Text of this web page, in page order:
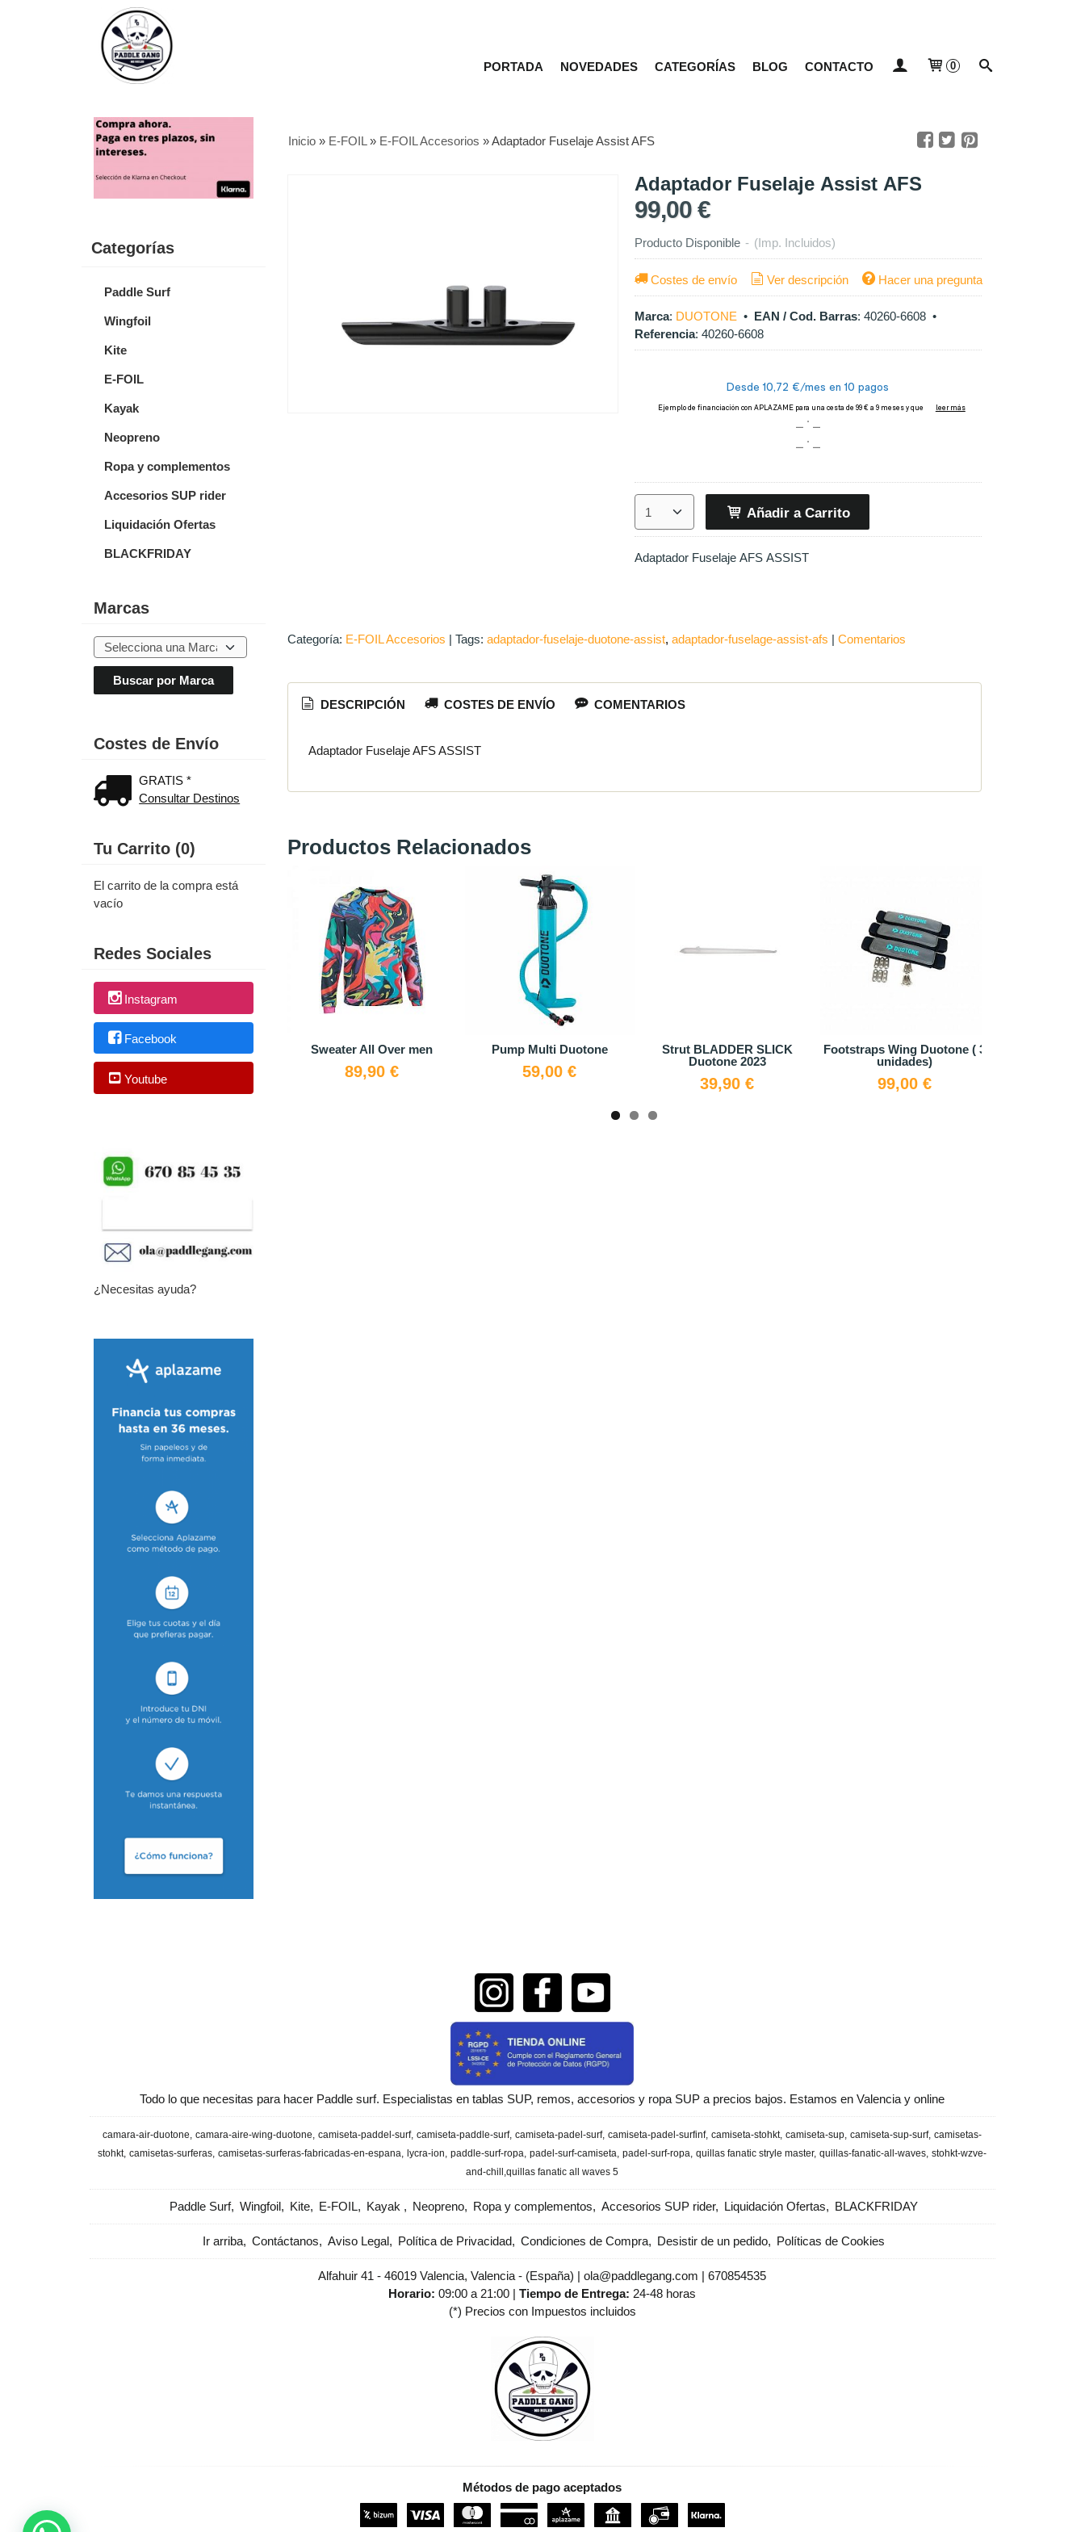
PORTADA NOVEDADES CATEGORÍAS BLOG CONTACTO 0
Categorías
Paddle Surf
Wingfoil
Kite
E-FOIL
Kayak
Neopreno
Ropa y complementos
Accesorios SUP rider
Liquidación Ofertas
BLACKFRIDAY
Marcas
Costes de Envío
GRATIS *
Consultar Destinos
Tu Carrito (0)
El carrito de la compra está
vacío
Redes Sociales
Instagram
Facebook
Youtube
¿Necesitas ayuda?
Inicio» E-FOIL» E-FOIL Accesorios »Adaptador Fuselaje Assist AFS
Adaptador Fuselaje Assist AFS
99,00 €
Producto Disponible - (Imp. Incluidos)
Costes de envío Ver descripción Hacer una pregunta
Marca: DUOTONE • EAN / Cod. Barras: 40260-6608•
Referencia: 40260-6608
Añadir a Carrito
Adaptador Fuselaje AFS ASSIST
Categoría: E-FOIL Accesorios | Tags: adaptador-fuselaje-duotone-assist adaptador-fuselage-assist-afs | Comentarios
DESCRIPCIÓN COSTES DE ENVÍO COMENTARIOS
Adaptador Fuselaje AFS ASSIST
Productos Relacionados
Sweater All Over men
89,90 €
Pump Multi Duotone
59,00 €
Strut BLADDER SLICK
Duotone 2023
39,90 €
Footstraps Wing Duotone ( 3
unidades)
99,00 €
Todo lo que necesitas para hacer Paddle surf. Especialistas en tablas SUP, remos, accesorios y ropa SUP a precios bajos. Estamos en Valencia y online
camara-air-duotone camara-aire-wing-duotone camiseta-paddel-surf camiseta-paddle-surf camiseta-padel-surf camiseta-padel-surfinf camiseta-stohkt camiseta-sup camiseta-sup-surf camisetas-
stohkt camisetas-surferas camisetas-surferas-fabricadas-en-espana lycra-ion paddle-surf-ropa padel-surf-camiseta padel-surf-ropa quillas fanatic stryle master quillas-fanatic-all-waves stohkt-wzve-
and-chill
​quillas fanatic all waves 5
Paddle Surf Wingfoil Kite E-FOIL Kayak Neopreno Ropa y complementos Accesorios SUP rider Liquidación Ofertas BLACKFRIDAY
Ir arriba Contáctanos Aviso Legal Política de Privacidad Condiciones de Compra Desistir de un pedido Políticas de Cookies
Alfahuir 41 - 46019 Valencia, Valencia - (España) | ola@paddlegang.com |670854535
Horario:09:00 a 21:00 |Tiempo de Entrega: 24-48 horas
(*) Precios con Impuestos incluidos
Métodos de pago aceptados